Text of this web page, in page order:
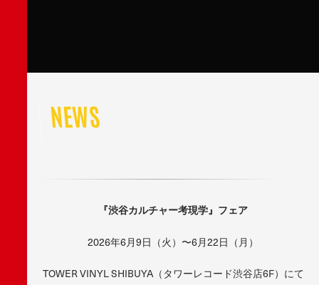
NEWS
『渋谷カルチャー考現学』フェア
2026年6月9日（火）〜6月22日（月）
TOWER VINYL SHIBUYA（タワーレコード渋谷店6F）にて